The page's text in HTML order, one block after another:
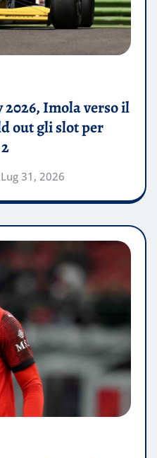
Imola verso il
out gli slot per
Lug 31, 2026